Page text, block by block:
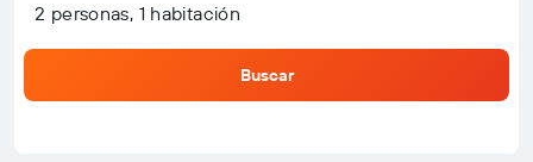
2 personas, 1 habitación
Buscar